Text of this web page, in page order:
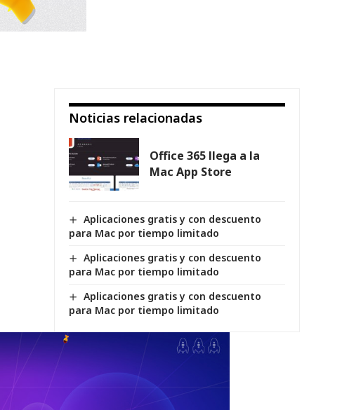
Noticias relacionadas
Office 365 llega a la
Mac App Store
Aplicaciones gratis y con descuento
para Mac por tiempo limitado
Aplicaciones gratis y con descuento
para Mac por tiempo limitado
Aplicaciones gratis y con descuento
para Mac por tiempo limitado